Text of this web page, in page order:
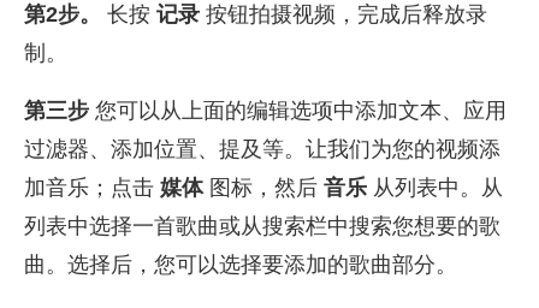
第2步。 长按 记录 按钮拍摄视频，完成后释放录
制。
第三步 您可以从上面的编辑选项中添加文本、应用
过滤器、添加位置、提及等。让我们为您的视频添
加音乐；点击 媒体图标，然后 音乐 从列表中。从
列表中选择一首歌曲或从搜索栏中搜索您想要的歌
曲。选择后，您可以选择要添加的歌曲部分。